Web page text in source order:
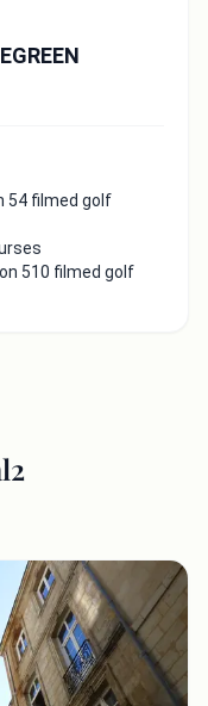
54 filmed golf
510 filmed golf